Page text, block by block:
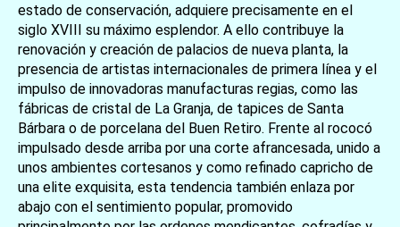
estado de conservación, adquiere precisamente en el
siglo XVIII su máximo esplendor. A ello contribuye la
renovación y creación de palacios de nueva planta, la
presencia de artistas internacionales de primera línea y el
impulso de innovadoras manufacturas regias, como las
fábricas de cristal de La Granja, de tapices de Santa
Bárbara o de porcelana del Buen Retiro. Frente al rococó
impulsado desde arriba por una corte afrancesada, unido a
unos ambientes cortesanos y como refinado capricho de
una elite exquisita, esta tendencia también enlaza por
abajo con el sentimiento popular, promovido